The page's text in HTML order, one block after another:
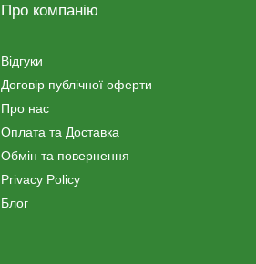
Про компанію
Відгуки
Договір публічної оферти
Про нас
Оплата та Доставка
Обмін та повернення
Privacy Policy
Блог